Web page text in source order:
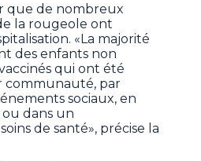
que de nombreux
la rougeole ont
«La majorité
des enfants non
qui ont été
communauté, par
sociaux, en
dans un
de santé», précise la